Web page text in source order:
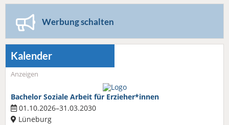
Werbung schalten
Kalender
Anzeigen
Bachelor Soziale Arbeit für Erzieher*innen
01.10.2026–31.03.2030
Lüneburg